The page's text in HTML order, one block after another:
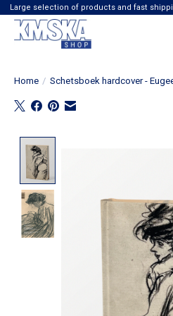
Large selection of products and fast
Home / Schetsboek hardcover -